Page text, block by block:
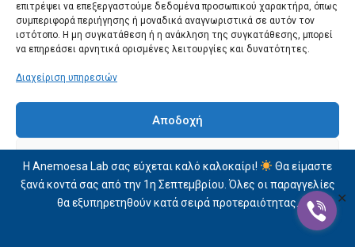
επιτρέψει να επεξεργαστούμε δεδομένα προσωπικού χαρακτήρα, όπως
συμπεριφορά περιήγησης ή μοναδικά αναγνωριστικά σε αυτόν τον
ιστότοπο. Η μη συγκατάθεση ή η ανάκληση της συγκατάθεσης, μπορεί
να επηρεάσει αρνητικά ορισμένες λειτουργίες και δυνατότητες.
Διαχείριση υπηρεσιών
Αποδοχή
Προβολή προτιμήσεων
Η Anemoesa Lab σας εύχεται καλό καλοκαίρι!
Θα είμαστε
ξανά κοντά σας από την 1η Σεπτεμβρίου. Όλες οι παραγγελίες
θα εξυπηρετηθούν κατά σειρά προτεραιότητας.
✕